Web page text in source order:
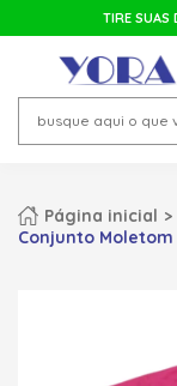
TIRE SUAS
Página inicial
Conjunto Moletom